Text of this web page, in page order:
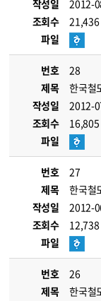
작성일
2012-
조회수
21,436
파일
번호
28
제목
한국철
작성일
2012-
조회수
16,805
파일
번호
27
제목
한국철
작성일
2012-
조회수
12,738
파일
번호
26
제목
한국철